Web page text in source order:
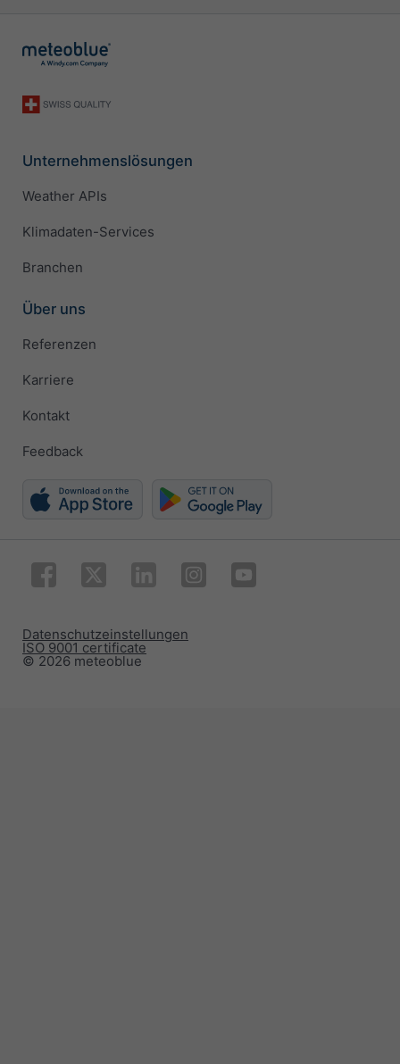
Unternehmenslösungen
Weather APIs
Klimadaten-Services
Branchen
Über uns
Referenzen
Karriere
Kontakt
Feedback
© 2026 meteoblue
ISO 9001 certificate
Datenschutzeinstellungen